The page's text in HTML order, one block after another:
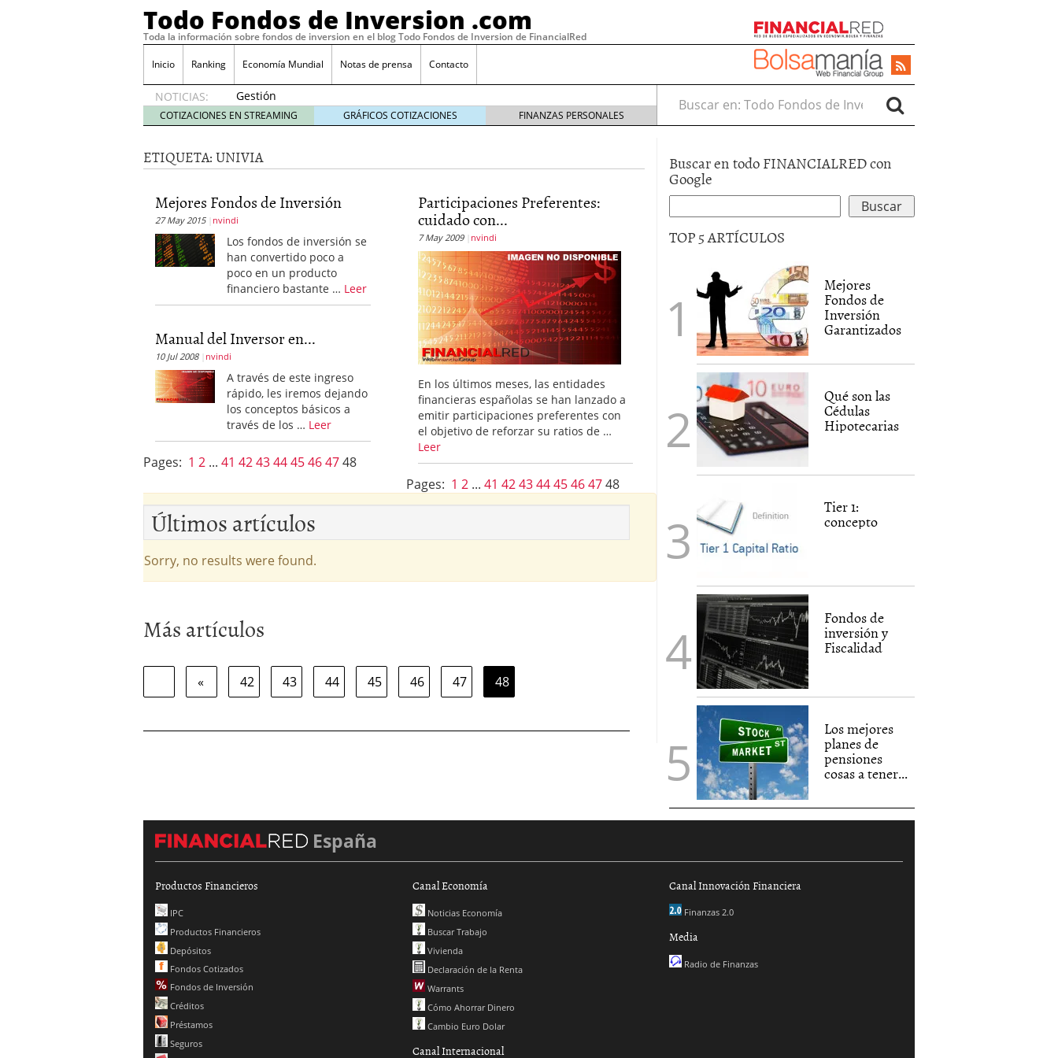
Todo Fondos de Inversion .com
Toda la información sobre fondos de inversion en el blog Todo Fondos de Inversion de FinancialRed
Inicio Ranking Economía Mundial Notas de prensa Contacto
NOTICIAS:
Gestión
pasiva
contra
activa en
España:
debate
que ya
no es
debate
febrero
28, 2026
Renta variable española: la categoría más rentable de 2025 a la que nadie
La renta fija domina los fondos en España: por qué los inversores siguen
apostando por la deuda
febrero 16, 2026
Los fondos de inversión alcanzan los 463.628 millones en febrero: la racha
no se detiene febrero 8, 2026
Los fondos de inversión en España cierran 2025 con un patrimonio récord
de 450.889 millones de euros
febrero 3, 2026
COTIZACIONES EN STREAMING GRÁFICOS COTIZACIONES FINANZAS PERSONALES
Buscar en:
ETIQUETA:UNIVIA
Mejores Fondos de Inversión
27 May 2015 nvindi
Los fondos de inversión se
han convertido poco a
poco en un producto
financiero bastante … Leer
Manual del Inversor en...
10 Jul 2008 nvindi
A través de este ingreso
rápido, les iremos dejando
los conceptos básicos a
través de los … Leer
Pages: 1 2 ... 41 42434445464748
Participaciones Preferentes:
cuidado con...
7 May 2009 nvindi
En los últimos meses, las entidades
financieras españolas se han lanzado a
emitir participaciones preferentes con
el objetivo de reforzar su ratios de …
Leer
Pages: 1 2 ... 41 42434445464748
Últimos artículos
Sorry, no results were found.
Más artículos
« 42 43 44 45 46 47 48
Buscar en todo FINANCIALRED con
Google
TOP 5 ARTÍCULOS
Mejores
Fondos de
Inversión
Garantizados
Qué son las
Cédulas
Hipotecarias
Tier 1:
concepto
Fondos de
inversión y
Fiscalidad
Los mejores
planes de
pensiones
cosas a tener...
España
Productos Financieros
IPC
Productos Financieros
Depósitos
Fondos Cotizados
Fondos de Inversión
Créditos
Préstamos
Seguros
Canal Economía
Noticias Economía
Buscar Trabajo
Vivienda
Declaración de la Renta
Warrants
Cómo Ahorrar Dinero
Cambio Euro Dolar
Canal Internacional
Canal Innovación Financiera
Finanzas 2.0
Media
Radio de Finanzas